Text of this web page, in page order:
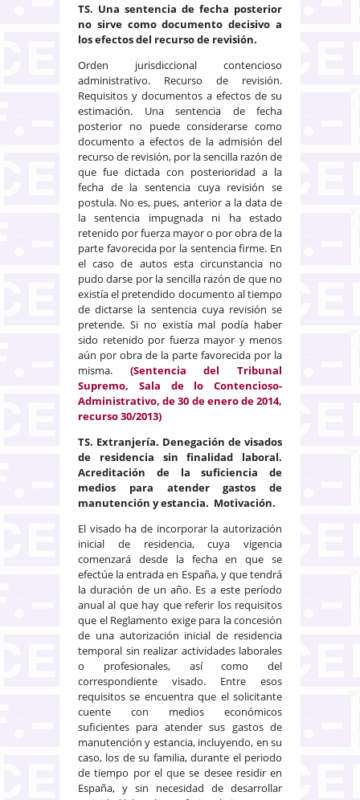
TS. Una sentencia de fecha posterior
no sirve como documento decisivo a
los efectos del recurso de revisión.
Orden jurisdiccional contencioso
administrativo. Recurso de revisión.
Requisitos y documentos a efectos de su
estimación.
Una sentencia de fecha
posterior no puede considerarse como
documento a efectos de la admisión del
recurso de revisión, por la sencilla razón de
que fue dictada con posterioridad a la
fecha de la sentencia cuya revisión se
postula. No es, pues, anterior a la data de
la sentencia impugnada ni ha estado
retenido por fuerza mayor o por obra de la
parte favorecida por la sentencia firme. En
el caso de autos esta circunstancia no
pudo darse por la sencilla razón de que no
existía el pretendido documento al tiempo
de dictarse la sentencia cuya revisión se
pretende. Si no existía mal podía haber
sido retenido por fuerza mayor y menos
aún por obra de la parte favorecida por la
misma. (Sentencia del Tribunal
Supremo, Sala de lo Contencioso-
Administrativo, de 30 de enero de 2014,
recurso 30/2013)
TS. Extranjería. Denegación de visados
de residencia sin finalidad laboral.
Acreditación de la suficiencia de
medios para atender gastos de
manutención y estancia. Motivación.
El visado ha de incorporar la autorización
inicial de residencia, cuya vigencia
comenzará desde la fecha en que se
efectúe la entrada en España, y que tendrá
la duración de un año. Es a este período
anual al que hay que referir los requisitos
que el Reglamento exige para la concesión
de una autorización inicial de residencia
temporal sin realizar actividades laborales
o profesionales, así como del
correspondiente visado. Entre esos
requisitos se encuentra que el solicitante
cuente con medios económicos
suficientes para atender sus gastos de
manutención y estancia, incluyendo, en su
caso, los de su familia, durante el periodo
de tiempo por el que se desee residir en
España, y sin necesidad de desarrollar